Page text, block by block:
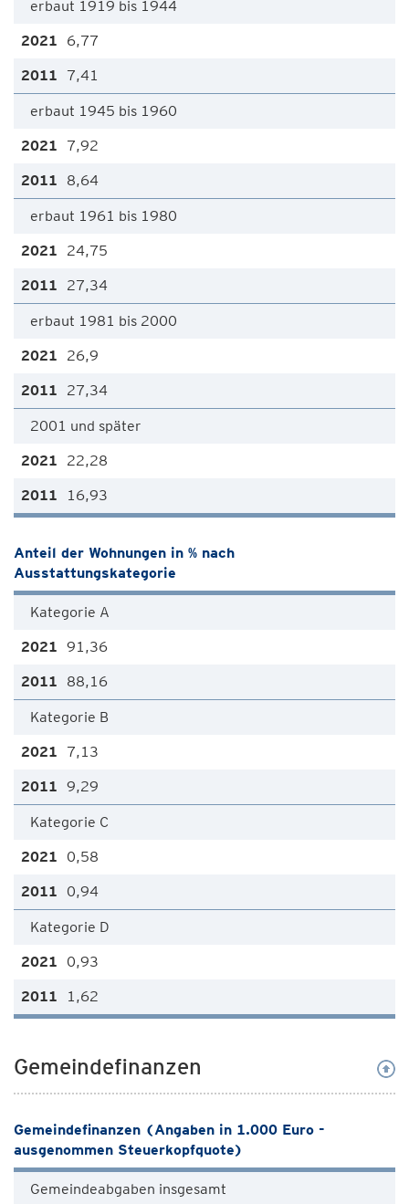
erbaut 1919 bis 1944
6,77
7,41
erbaut 1945 bis 1960
7,92
8,64
erbaut 1961 bis 1980
24,75
27,34
erbaut 1981 bis 2000
26,9
27,34
2001 und später
22,28
16,93
Anteil der Wohnungen in % nach
Ausstattungskategorie
Kategorie A
91,36
88,16
Kategorie B
7,13
9,29
Kategorie C
0,58
0,94
Kategorie D
0,93
1,62
Gemeindefinanzen
Gemeindefinanzen (Angaben in 1.000 Euro -
ausgenommen Steuerkopfquote)
Gemeindeabgaben insgesamt